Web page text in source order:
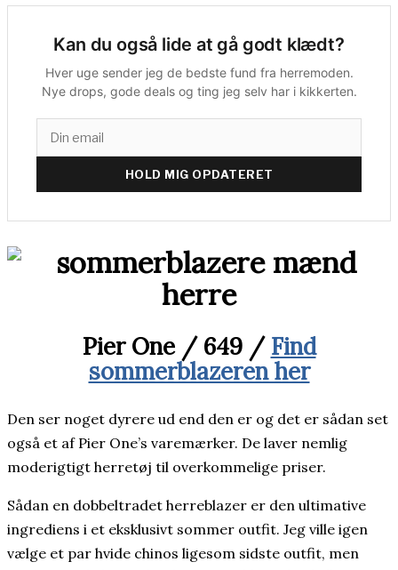
Kan du også lide at gå godt klædt?
Hver uge sender jeg de bedste fund fra herremoden.
Nye drops, gode deals og ting jeg selv har i kikkerten.
HOLD MIG OPDATERET
Pier One / 649 / Find
sommerblazeren her
Den ser noget dyrere ud end den er og det er sådan set
også et af Pier One’s varemærker. De laver nemlig
moderigtigt herretøj til overkommelige priser.
Sådan en dobbeltradet herreblazer er den ultimative
ingrediens i et eksklusivt sommer outfit. Jeg ville igen
vælge et par hvide chinos ligesom sidste outfit, men